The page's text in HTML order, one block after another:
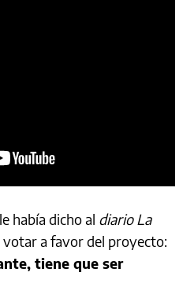
le había dicho al diario La
a favor del proyecto:
tiene que ser